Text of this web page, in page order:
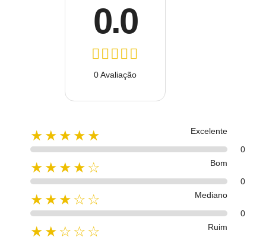
0.0
0 Avaliação
★★★★★
Excelente
0
★★★★☆
Bom
0
★★★☆☆
Mediano
0
★★☆☆☆
Ruim